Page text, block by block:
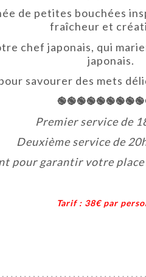
de petites bouchées
fraîcheur et
chef japonais, qui
japonais.
savourer des mets
Premier service de
Deuxième service de
pour garantir votre
Tarif : 38€ par